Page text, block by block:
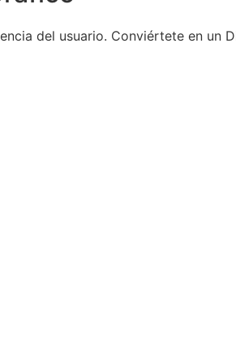
del usuario. Conviértete en un